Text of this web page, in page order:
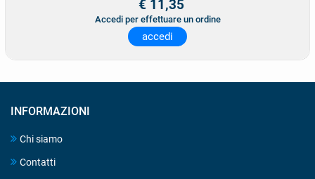
€ 11,35
Accedi per effettuare un ordine
accedi
INFORMAZIONI
Chi siamo
Contatti